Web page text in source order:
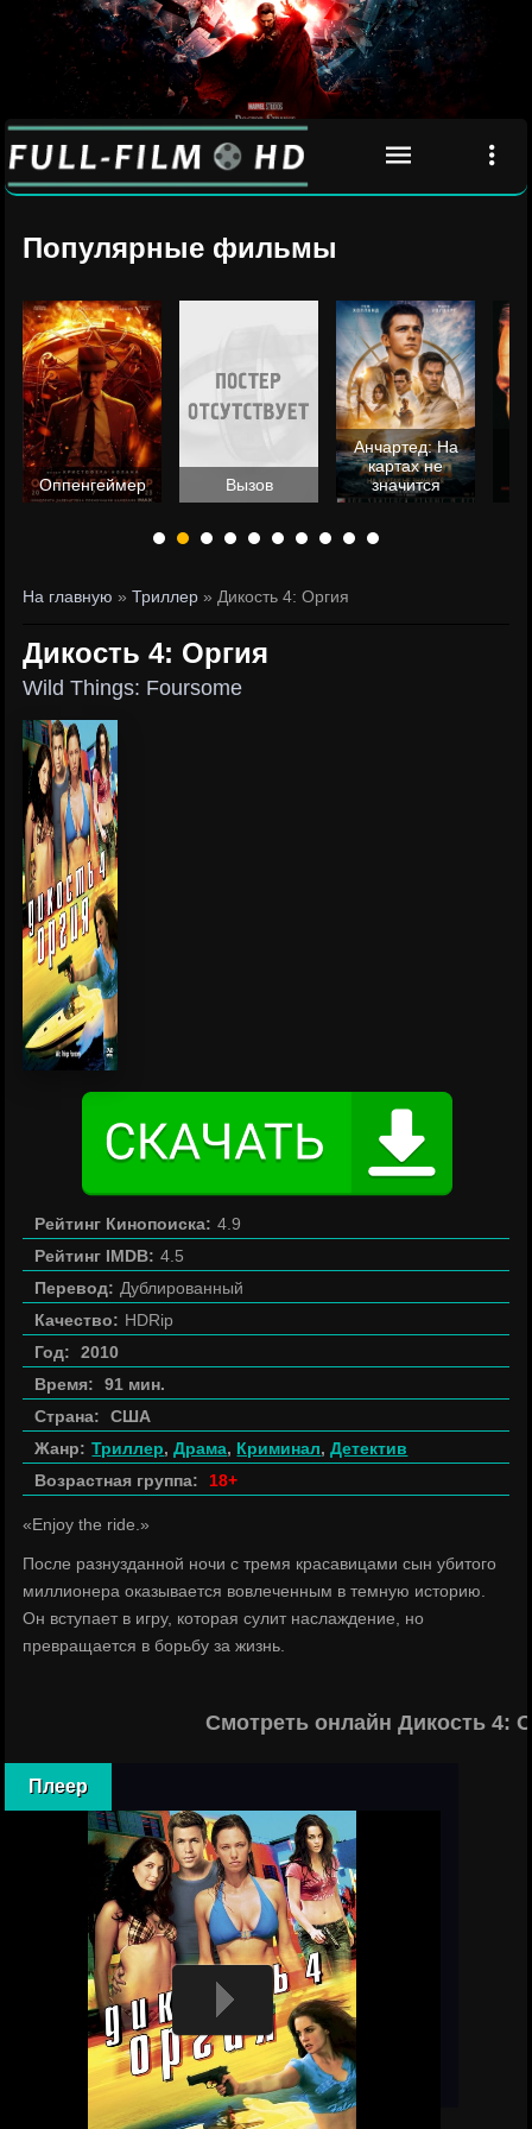
Популярные фильмы
Оппенгеймер Вызов
Анчартед: На
картах не
значится
На главную »Триллер » Дикость 4: Оргия
Дикость 4: Оргия
Wild Things: Foursome
Рейтинг Кинопоиска: 4.9
Рейтинг IMDB: 4.5
Перевод: Дублированный
Качество: HDRip
Год:
2010
Время:
91 мин.
Страна:
США
Жанр: Триллер,Драма, Криминал,Детектив
Возрастная группа:
18+
«Enjoy the ride.»
После разнузданной ночи с тремя красавицами сын убитого
миллионера оказывается вовлеченным в темную историю.
Он вступает в игру, которая сулит наслаждение, но
превращается в борьбу за жизнь.
Смотреть онлайн Дикость 4:
Плеер